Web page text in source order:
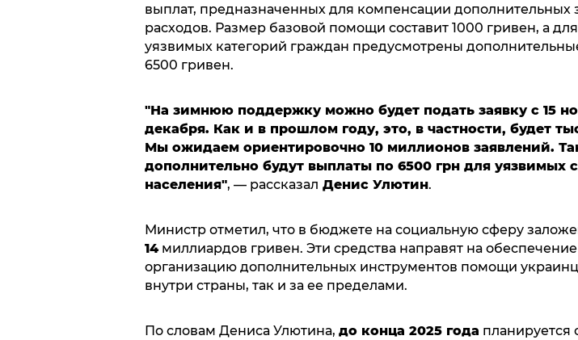
выплат, предназначенных для компенсации дополнительных
расходов. Размер базовой помощи составит 1000 гривен, а
уязвимых категорий граждан предусмотрены
6500 гривен.
"На зимнюю поддержку можно будет подать заявку с 15
декабря. Как и в прошлом году, это, в частности, будет
Мы ожидаем ориентировочно 10 миллионов заявлений.
дополнительно будут выплаты по 6500 грн для уязвимых
населения", — рассказал Денис Улютин.
Министр отметил, что в бюджете на социальную сферу
14миллиардов гривен. Эти средства направят на
организацию дополнительных инструментов помощи
внутри страны, так и за ее пределами.
По словам Дениса Улютина, до конца 2025 года планируется